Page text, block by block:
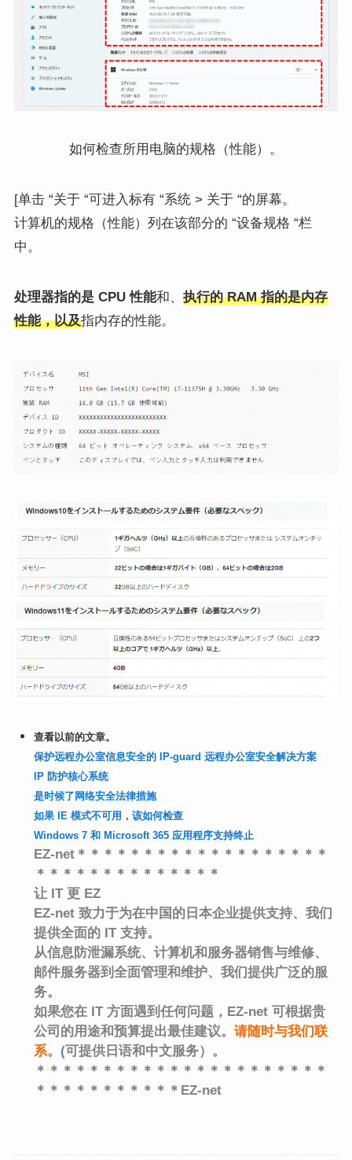
如何检查所用电脑的规格（性能）。
[单击 “关于 “可进入标有 “系统 > 关于 “的屏幕。
计算机的规格（性能）列在该部分的 “设备规格 “栏
中。
处理器指的是 CPU 性能和、 执行的 RAM 指的是内存
性能，以及指内存的性能。
查看以前的文章。
保护远程办公室信息安全的 IP-guard 远程办公室安全解决方案
IP 防护核心系统
是时候了网络安全法律措施
如果 IE 模式不可用，该如何检查
Windows 7 和 Microsoft 365 应用程序支持终止
EZ-net＊＊＊＊＊＊＊＊＊＊＊＊＊＊＊＊＊＊＊
＊＊＊＊＊＊＊＊＊＊＊＊＊＊
让 IT 更 EZ
EZ-net 致力于为在中国的日本企业提供支持、我们
提供全面的 IT 支持。
从信息防泄漏系统、计算机和服务器销售与维修、
邮件服务器到全面管理和维护、我们提供广泛的服
务。
如果您在 IT 方面遇到任何问题，EZ-net 可根据贵
公司的用途和预算提出最佳建议。请随时与我们联
系。 (可提供日语和中文服务）。
＊＊＊＊＊＊＊＊＊＊＊＊＊＊＊＊＊＊＊＊＊＊
＊＊＊＊＊＊＊＊＊＊＊EZ-net